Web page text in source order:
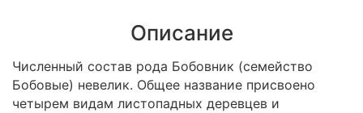
Описание
Численный состав рода Бобовник (семейство
Бобовые) невелик. Общее название присвоено
четырем видам листопадных деревцев и